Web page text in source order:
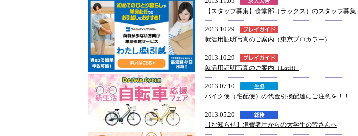
【スタッフ募集】食堂部（ラックス）のスタッフ募集
2013.10.29
就活用証明写真のご案内（東京プロカラー）
2013.10.29
就活用証明写真のご案内（Latif）
2013.07.10
バイク便（宅配便）の代金引換配達にご注意を！！
2013.05.20
【お知らせ】消費者庁からの大学生の皆さんへ